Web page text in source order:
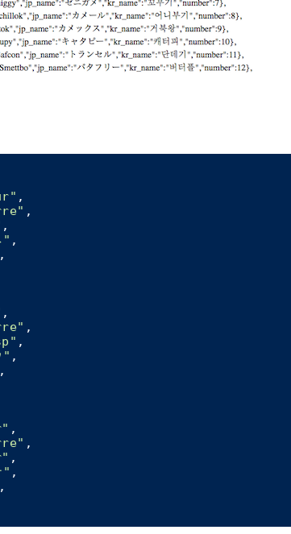
,
,
,
" ,
,
,
,
,
" ,
,
,
,
,
" ,
,